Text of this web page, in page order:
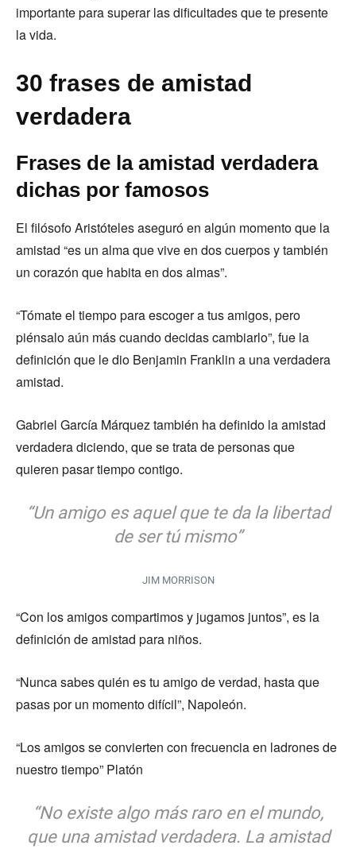
importante para superar las dificultades que te presente
la vida.
30 frases de amistad
verdadera
Frases de la amistad verdadera
dichas por famosos
El filósofo Aristóteles aseguró en algún momento que la
amistad “es un alma que vive en dos cuerpos y también
un corazón que habita en dos almas”.
“Tómate el tiempo para escoger a tus amigos, pero
piénsalo aún más cuando decidas cambiarlo”, fue la
definición que le dio Benjamin Franklin a una verdadera
amistad.
Gabriel García Márquez también ha definido la amistad
verdadera diciendo, que se trata de personas que
quieren pasar tiempo contigo.
“Un amigo es aquel que te da la libertad
de ser tú mismo”
JIM MORRISON
“Con los amigos compartimos y jugamos juntos”, es la
definición de amistad para niños.
“Nunca sabes quién es tu amigo de verdad, hasta que
pasas por un momento difícil”, Napoleón.
“Los amigos se convierten con frecuencia en ladrones de
nuestro tiempo” Platón
“No existe algo más raro en el mundo,
que una amistad verdadera. La amistad